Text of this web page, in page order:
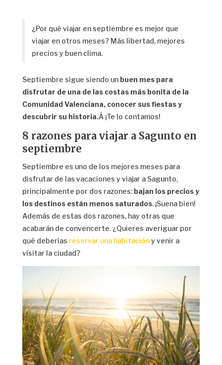
¿Por qué viajar en septiembre es mejor que
viajar en otros meses? Más libertad, mejores
precios y buen clima.
Septiembre sigue siendo un buen mes para
disfrutar de una de las costas más bonita de la
Comunidad Valenciana, conocer sus fiestas y
descubrir su historia.Â ¡Te lo contamos!
8 razones para viajar a Sagunto en
septiembre
Septiembre es uno de los mejores meses para
disfrutar de las vacaciones y viajar a Sagunto,
principalmente por dos razones: bajan los precios y
los destinos están menos saturados. ¡Suena bien!
Además de estas dos razones, hay otras que
acabarán de convencerte. ¿Quieres averiguar por
qué deberías reservar una habitacióny venir a
visitar la ciudad?